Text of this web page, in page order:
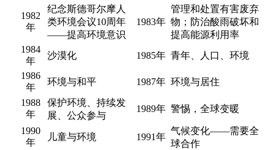
1982
年
纪念斯德哥尔摩人
类环境会议10周年
——提高环境意识
1983年
管理和处置有害废弃
物；防治酸雨破坏和
提高能源利用率
1984
年
沙漠化 1985年 青年、人口、环境
1986
年
环境与和平 1987年 环境与居住
1988
年
保护环境、持续发
展、公众参与
1989年 警惕，全球变暖
1990
年
儿童与环境 1991年
气候变化——需要全
球合作